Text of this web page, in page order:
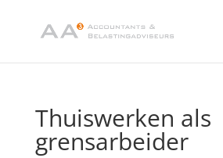
Thuiswerken als
grensarbeider